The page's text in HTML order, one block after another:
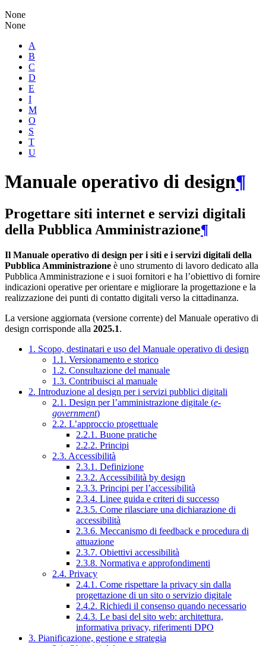
None
None
A
B
C
D
E
I
M
O
S
T
U
Manuale operativo di design¶
Progettare siti internet e servizi digitali
della Pubblica Amministrazione¶
Il Manuale operativo di design per i siti e i servizi digitali della
Pubblica Amministrazione è uno strumento di lavoro dedicato alla
Pubblica Amministrazione e i suoi fornitori e ha l’obiettivo di fornire
indicazioni operative per orientare e migliorare la progettazione e la
realizzazione dei punti di contatto digitali verso la cittadinanza.
La versione aggiornata (versione corrente) del Manuale operativo di
design corrisponde alla 2025.1.
1. Scopo, destinatari e uso del Manuale operativo di design
1.1. Versionamento e storico
1.2. Consultazione del manuale
1.3. Contribuisci al manuale
2. Introduzione al design per i servizi pubblici digitali
2.1. Design per l’amministrazione digitale (e-
government)
2.2. L’approccio progettuale
2.2.1. Buone pratiche
2.2.2. Principi
2.3. Accessibilità
2.3.1. Definizione
2.3.2. Accessibilità by design
2.3.3. Principi per l’accessibilità
2.3.4. Linee guida e criteri di successo
2.3.5. Come rilasciare una dichiarazione di
accessibilità
2.3.6. Meccanismo di feedback e procedura di
attuazione
2.3.7. Obiettivi accessibilità
2.3.8. Normativa e approfondimenti
2.4. Privacy
2.4.1. Come rispettare la privacy sin dalla
progettazione di un sito o servizio digitale
2.4.2. Richiedi il consenso quando necessario
2.4.3. Le basi del sito web: architettura,
informativa privacy, riferimenti DPO
3. Pianificazione, gestione e strategia